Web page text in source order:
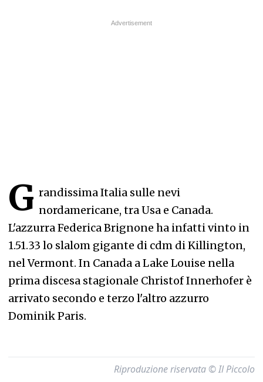
G randissima Italia sulle nevi
nordamericane, tra Usa e Canada.
L'azzurra Federica Brignone ha infatti vinto in
1.51.33 lo slalom gigante di cdm di Killington,
nel Vermont. In Canada a Lake Louise nella
prima discesa stagionale Christof Innerhofer è
arrivato secondo e terzo l'altro azzurro
Dominik Paris.
Riproduzione riservata © Il Piccolo